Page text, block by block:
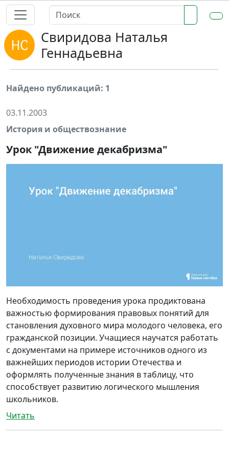
Свиридова Наталья
Геннадьевна
Найдено публикаций: 1
03.11.2003
История и обществознание
Урок "Движение декабризма"
Необходимость проведения урока продиктована
важностью формирования правовых понятий для
становления духовного мира молодого человека, его
гражданской позиции. Учащиеся научатся работать
с документами на примере источников одного из
важнейших периодов истории Отечества и
оформлять полученные знания в таблицу, что
способствует развитию логического мышления
школьников.
Читать